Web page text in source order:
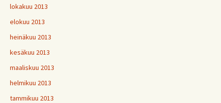
lokakuu 2013
elokuu 2013
heinäkuu 2013
kesäkuu 2013
maaliskuu 2013
helmikuu 2013
tammikuu 2013